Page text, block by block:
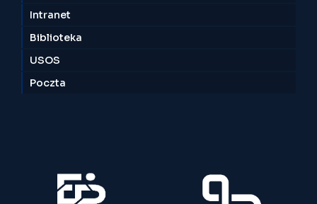
Intranet
Biblioteka
USOS
Poczta